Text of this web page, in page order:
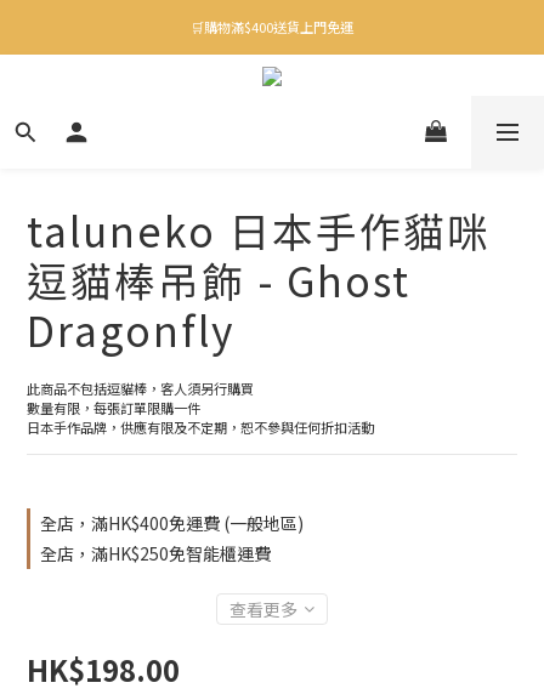
✨下載Three Little Meow App 即享多重禮遇！
🛒購物滿$400送貨上門免運
✨下載Three Little Meow App 即享多重禮遇！
taluneko 日本手作貓咪
逗貓棒吊飾 - Ghost
Dragonfly
此商品不包括逗貓棒，客人須另行購買
數量有限，每張訂單限購一件
日本手作品牌，供應有限及不定期，恕不參與任何折扣活動
全店，滿HK$400免運費 (一般地區)
全店，滿HK$250免智能櫃運費
查看更多
HK$198.00